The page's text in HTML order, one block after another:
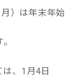
）は年末年始
、1月4日